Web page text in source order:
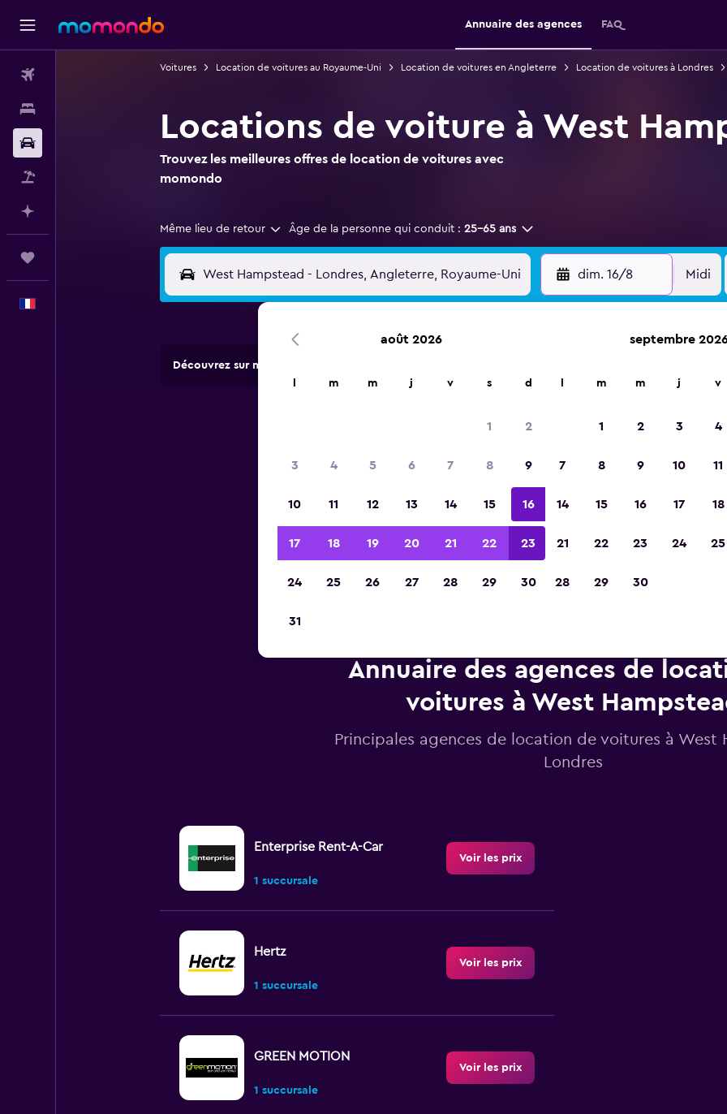
Annuaire des agences FAQ
Voitures Location de voitures au Royaume-Uni Location de voitures en Angleterre Location de voitures à Londres
Locations de voiture à West
Trouvez les meilleures offres de location de voitures avec
momondo
Même lieu de retour Âge de la personne qui conduit : 25-65 ans
dim. 16/8 Midi
Découvrez sur momondo des offres d'agences de location dans plus de 70 000 endroits.
2023
Annuaire des agences de
voitures à West
Principales agences de location de voitures à West
Londres
Enterprise Rent-A-Car
1 succursale
Voir les prix
Hertz
1 succursale
Voir les prix
GREEN MOTION
1 succursale
Voir les prix
août 2026
m m j v s d
1 2
3 4 5 6 7 8 9
10 11 12 13 14 15 16
17 18 19 20 21 22 23
24 25 26 27 28 29 30
31
septembre
m m j v
1 2 3 4
7 8 9 10 11
14 15 16 17 18
21 22 23 24 25
28 29 30